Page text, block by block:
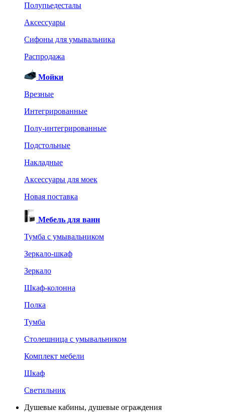
Полупьедесталы
Аксессуары
Сифоны для умывальника
Распродажа
Мойки
Врезные
Интегрированные
Полу-интегрированные
Подстольные
Накладные
Аксессуары для моек
Новая поставка
Мебель для ванн
Тумба с умывальником
Зеркало-шкаф
Зеркало
Шкаф-колонна
Полка
Тумба
Столешница с умывальником
Комплект мебели
Шкаф
Светильник
Душевые кабины, душевые ограждения